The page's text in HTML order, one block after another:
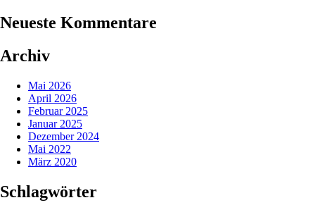
Neueste Kommentare
Archiv
Mai 2026
April 2026
Februar 2025
Januar 2025
Dezember 2024
Mai 2022
März 2020
Schlagwörter